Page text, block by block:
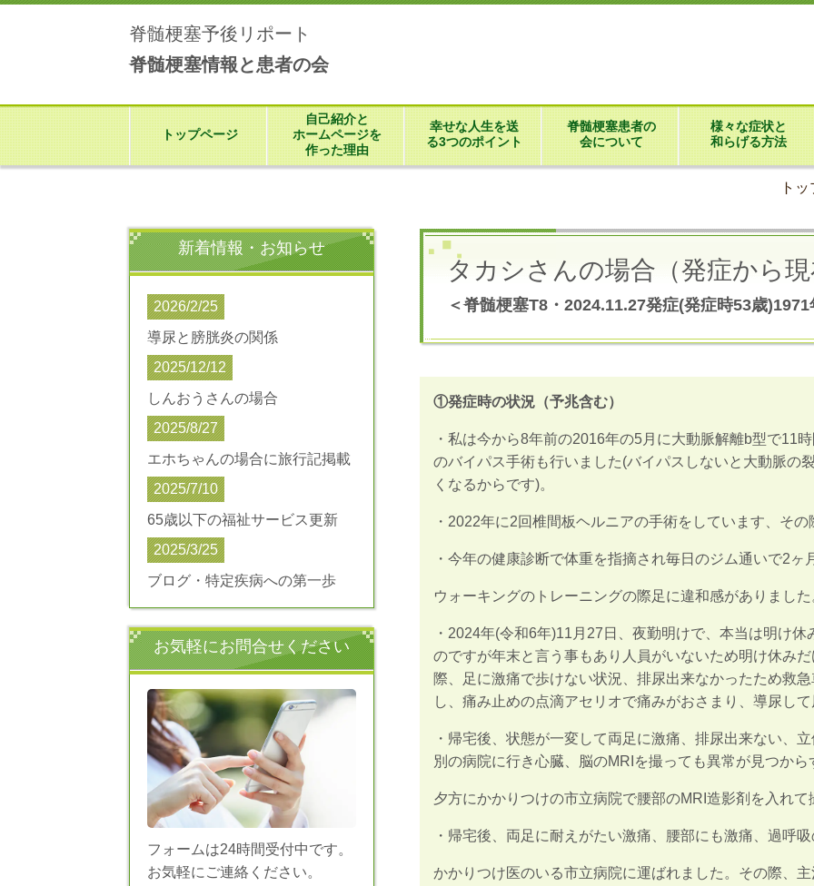
脊髄梗塞予後リポート
脊髄梗塞情報と患者の会
トップページ
自己紹介と
ホームページを
作った理由
幸せな人生を送
る3つのポイント
脊髄梗塞患者の
会について
様々な症状と
和らげる方法
ト
タカシさんの場合（発症から現
＜脊髄梗塞T8・2024.11.27発症(発症時53歳)1971
①発症時の状況（予兆含む）
・私は今から8年前の2016年の5月に大動脈解離b型で11
のバイパス手術も行いました(バイパスしないと大動脈の
くなるからです)。
・2022年に2回椎間板ヘルニアの手術をしています、その
・今年の健康診断で体重を指摘され毎日のジム通いで2ヶ
ウォーキングのトレーニングの際足に違和感がありました
・2024年(令和6年)11月27日、夜勤明けで、本当は明け
のですが年末と言う事もあり人員がいないため明け休み
際、足に激痛で歩けない状況、排尿出来なかったため救
し、痛み止めの点滴アセリオで痛みがおさまり、導尿して
・帰宅後、状態が一変して両足に激痛、排尿出来ない、
別の病院に行き心臓、脳のMRIを撮っても異常が見つから
夕方にかかりつけの市立病院で腰部のMRI造影剤を入れて
・帰宅後、両足に耐えがたい激痛、腰部にも激痛、過呼
かかりつけ医のいる市立病院に運ばれました。その際、
新着情報・お知らせ
2026/2/25
導尿と膀胱炎の関係
2025/12/12
しんおうさんの場合
2025/8/27
エホちゃんの場合に旅行記掲載
2025/7/10
65歳以下の福祉サービス更新
2025/3/25
ブログ・特定疾病への第一歩
お気軽にお問合せください
フォームは24時間受付中です。
お気軽にご連絡ください。